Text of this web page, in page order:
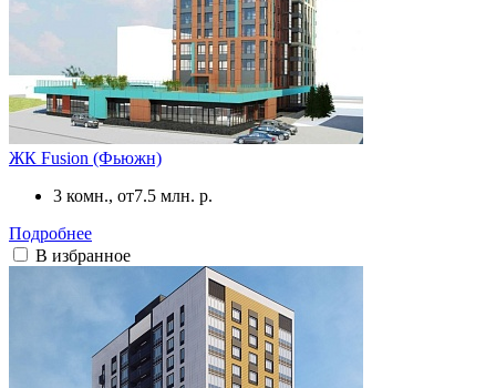
ЖК Fusion (Фьюжн)
3 комн., от7.5 млн. р.
Подробнее
В избранное